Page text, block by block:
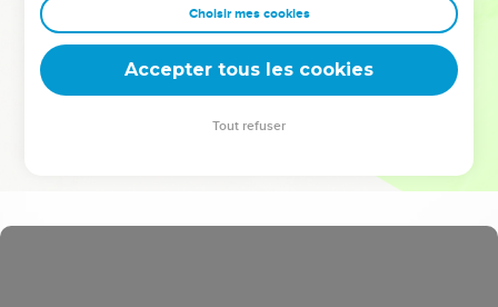
clés pour avancer avec plus de sagesse afin que leurs erreurs
deviennent vos tremplins. Que vous guidiez un ministère, une
équipe, un groupe ou une famille, leur expérience est faite
Choisir mes cookies
Accepter tous les cookies
Tout refuser